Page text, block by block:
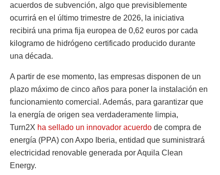
acuerdos de subvención, algo que previsiblemente
ocurrirá en el último trimestre de 2026, la iniciativa
recibirá una prima fija europea de 0,62 euros por cada
kilogramo de hidrógeno certificado producido durante
una década.
A partir de ese momento, las empresas disponen de un
plazo máximo de cinco años para poner la instalación en
funcionamiento comercial. Además, para garantizar que
la energía de origen sea verdaderamente limpia,
Turn2X ha sellado un innovador acuerdo de compra de
energía (PPA) con Axpo Iberia, entidad que suministrará
electricidad renovable generada por Aquila Clean
Energy.